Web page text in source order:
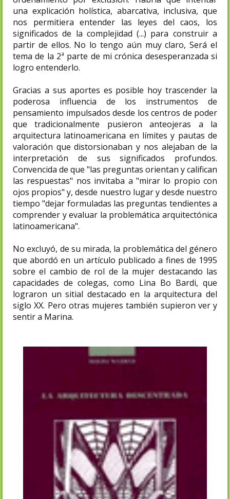
una explicación holística, abarcativa, inclusiva, que
nos permitiera entender las leyes del caos, los
significados de la complejidad (...) para construir a
partir de ellos. No lo tengo aún muy claro, Será el
tema de la 2ª parte de mi crónica desesperanzada si
logro entenderlo.
Gracias a sus aportes es posible hoy trascender la
poderosa influencia de los instrumentos de
pensamiento impulsados desde los centros de poder
que tradicionalmente pusieron anteojeras a la
arquitectura latinoamericana en límites y pautas de
valoración que distorsionaban y nos alejaban de la
interpretación de sus significados profundos.
Convencida de que "las preguntas orientan y califican
las respuestas" nos invitaba a "mirar lo propio con
ojos propios" y, desde nuestro lugar y desde nuestro
tiempo "dejar formuladas las preguntas tendientes a
comprender y evaluar la problemática arquitectónica
latinoamericana".
No excluyó, de su mirada, la problemática del género
que abordó en un artículo publicado a fines de 1995
sobre el cambio de rol de la mujer destacando las
capacidades de colegas, como Lina Bo Bardi, que
lograron un sitial destacado en la arquitectura del
siglo XX. Pero otras mujeres también supieron ver y
sentir a Marina.